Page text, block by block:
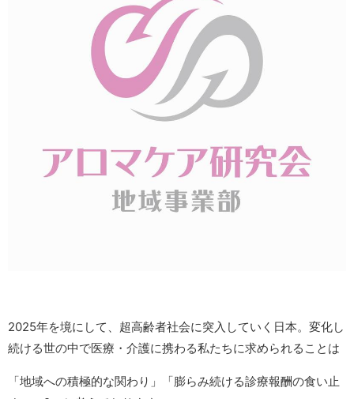
2025年を境にして、超高齢者社会に突入していく日本。変化し
続ける世の中で医療・介護に携わる私たちに求められることは
「地域への積極的な関わり」「膨らみ続ける診療報酬の食い止